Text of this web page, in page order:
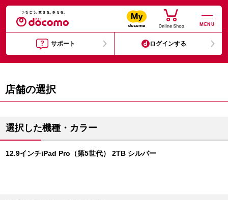
MENU
サポート ログインする
店舗の選択
選択した機種・カラー
12.9インチiPad Pro（第5世代） 2TB シルバー